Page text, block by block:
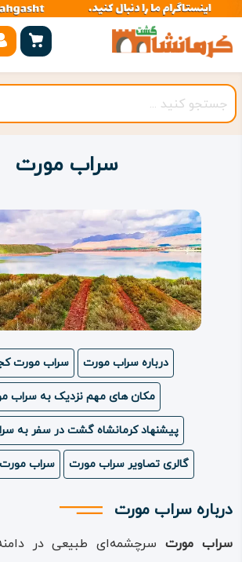
صفحه
اصلی
کرمانشاه
شهرستان
روستاهای
اقامتگاه
سراب مورت
درباره سراب مورت سراب مورت
مکان های مهم نزدیک به سراب
پیشنهاد کرمانشاه گشت در سفر به
گالری تصاویر سراب مورت سراب
درباره سراب مورت
سراب مورتسرچشمه‌ای طبیعی در